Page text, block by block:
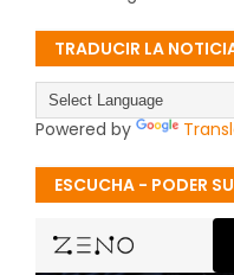
TRADUCIR LA
Powered by
ESCUCHA - PODER